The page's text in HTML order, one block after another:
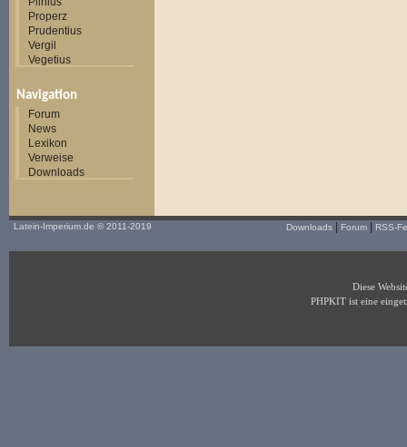
Properz
Prudentius
Vergil
Vegetius
Navigation
Forum
News
Lexikon
Verweise
Downloads
Latein-Imperium.de © 2011-2019 Downloads Forum RSS-
Diese
PHPKIT ist eine